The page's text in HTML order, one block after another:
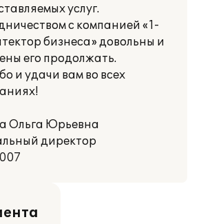
услуг.
с компанией «1-
бизнеса» довольны и
его продолжать.
и удачи вам во всех
Ольга Юрьевна
директор